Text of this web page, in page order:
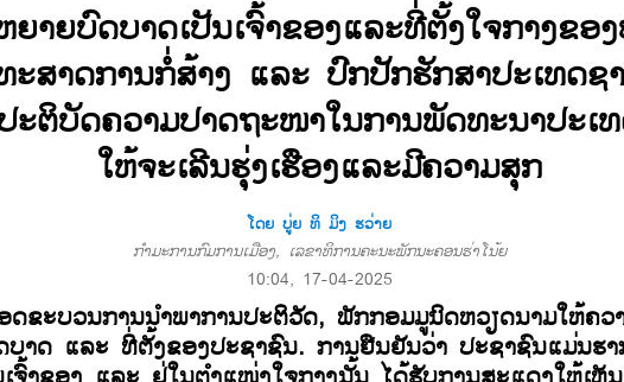
ຍາຍ​ບົດບາດ​ເປັນເຈົ້າຂອງ​ແລະທີ່ຕັ້ງ​ໃຈກາງ​ຂອ
ະ​ສາດ​ການກໍ່ສ້າງ ​ແລະ ປົກ​ປັກ​ຮັກສາ​ປະ​ເທດ​
ະຕິບັດ​ຄວາມ​ປາດ​ຖະໜາ​ໃນ​ການ​ພັດທະນາ​ປະ​ເ
​ໃຫ້​ຈະ​ເລີ​ນຮຸ່ງ​ເຮືອງແລະມີຄວາມສຸກ
ໂດຍ ບູ່ຍ ທິ ມິງ ຮວ່າຍ
ກຳມະການກົມການເມືອງ, ເລຂາທິການຄະນະພັກນະຄອນຮ່າໂນ້ຍ
10:04, 17-04-2025
ດ​ຂະ​ບວນການ​ນຳພາ​ການ​ປະຕິວັດ, ພັກ​ກອມ​ມູນິດ​ຫວຽດນາມໃຫ້ຄວ
ບາດ ແລະ ທີ່​ຕັ້ງ​ຂອງ​ປະຊາຊົນ​. ການຢືນຢັນວ່າ ປະຊາຊົນແມ່ນຮ